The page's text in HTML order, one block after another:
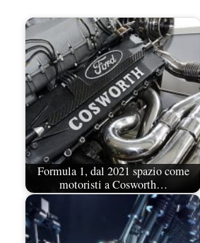
Formula 1, dal 2021 spazio come
motoristi a Cosworth…